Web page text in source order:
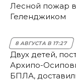
Лесной пожар
Геленджиком
8 АВГУСТА В 17:27
Двух детей,
Архипо-
БПЛА,